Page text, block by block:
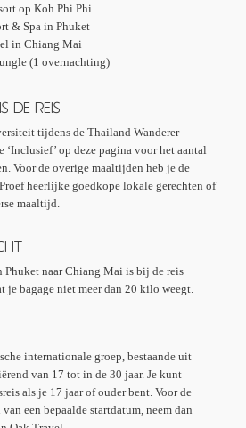
op Koh Phi Phi
& Spa in Phuket
in Chiang Mai
(1 overnachting)
DE REIS
tijdens de Thailand Wanderer
‘Inclusief’ op deze pagina voor het aantal
Voor de overige maaltijden heb je de
heerlijke goedkope lokale gerechten of
maaltijd.
Phuket naar Chiang Mai is bij de reis
je bagage niet meer dan 20 kilo weegt.
internationale groep, bestaande uit
van 17 tot in de 30 jaar. Je kunt
als je 17 jaar of ouder bent. Voor de
een bepaalde startdatum, neem dan